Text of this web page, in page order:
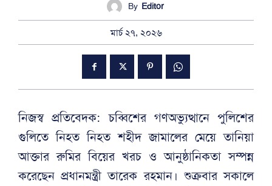
By Editor
মার্চ ২৭, ২০২৬
নিজস্ব প্রতিবেদক: চব্বিশের গণঅভ্যুত্থানে পুলিশের
গুলিতে নিহত নিহত শহীদ জামালের মেয়ে তানিয়া
আক্তার রুমির বিয়ের খরচ ও আনুষ্ঠানিকতা সম্পন্ন
করেছেন প্রধানমন্ত্রী তারেক রহমান। শুক্রবার সকালে